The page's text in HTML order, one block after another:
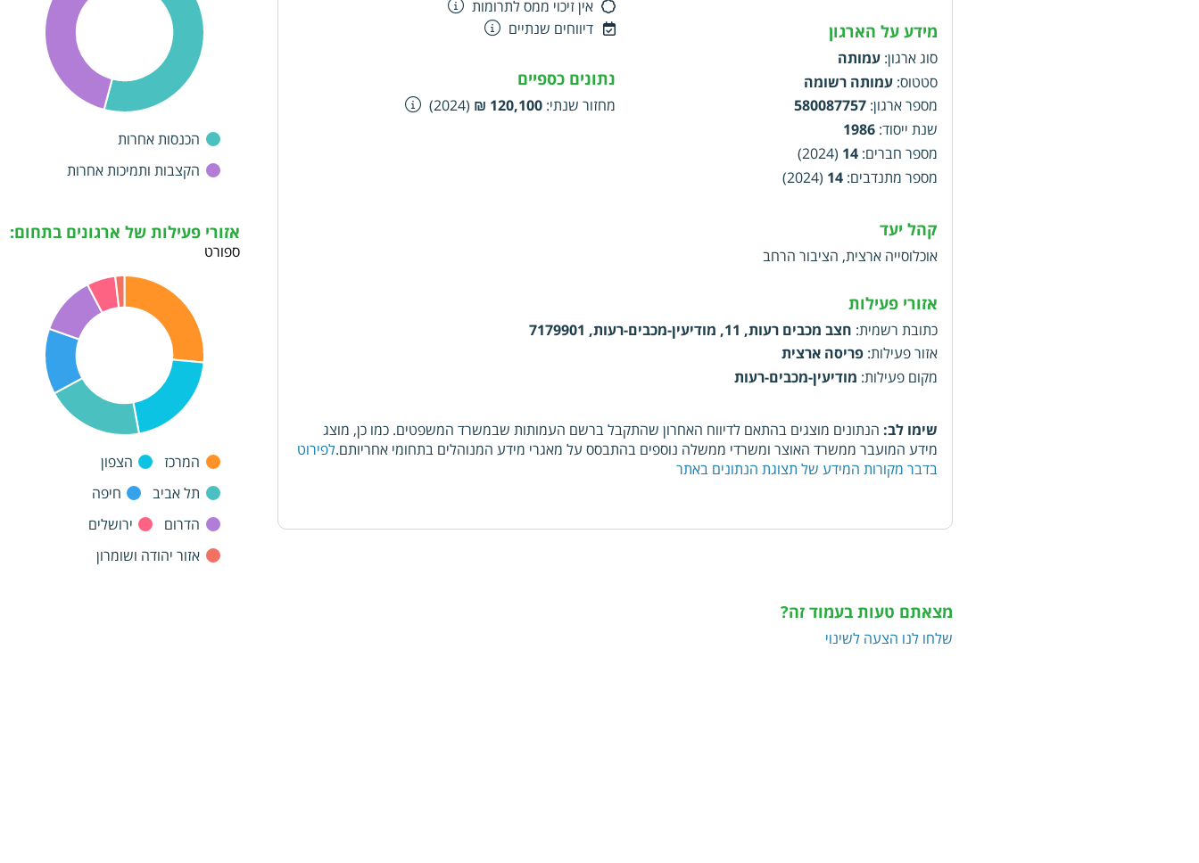
מידע על הארגון
סוג ארגון: עמותה
סטטוס: עמותה רשומה
מספר ארגון:
580087757
שנת ייסוד:
1986
מספר חברים:
14
(2024)
מספר מתנדבים:
14
(2024)
אין זיכוי ממס לתרומות
דיווחים שנתיים
נתונים כספיים
מחזור שנתי:
120,100 ₪
(2024)
קהל יעד
אוכלוסייה ארצית, הציבור הרחב
אזורי פעילות
כתובת רשמית: חצב מכבים רעות, 11, מודיעין-מכבים-רעות, 7179901
אזור פעילות: פריסה ארצית
מקום פעילות: מודיעין-מכבים-רעות
שימו לב: הנתונים מוצגים בהתאם לדיווח האחרון שהתקבל ברשם העמותות שבמשרד המשפטים. כמו כן, מוצג
מידע המועבר ממשרד האוצר ומשרדי ממשלה נוספים בהתבסס על מאגרי מידע המנוהלים בתחומי אחריותם.לפירוט
בדבר מקורות המידע של תצוגת הנתונים באתר
הכנסות אחרות
הקצבות ותמיכות אחרות
אזורי פעילות של ארגונים בתחום:
ספורט
המרכז
הצפון
תל אביב
חיפה
הדרום
ירושלים
אזור יהודה ושומרון
מצאתם טעות בעמוד זה?
שלחו לנו הצעה לשינוי